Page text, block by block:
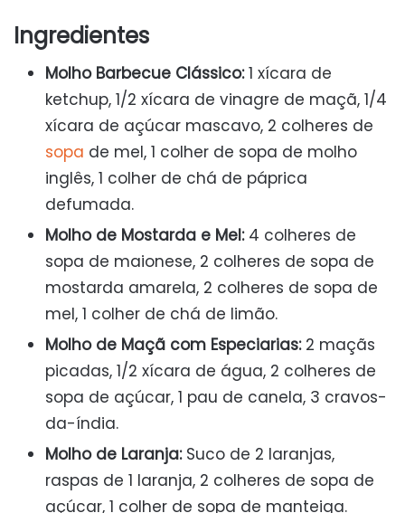
Ingredientes
Molho Barbecue Clássico:1 xícara de
ketchup, 1/2 xícara de vinagre de maçã, 1/4
xícara de açúcar mascavo, 2 colheres de
sopa de mel, 1 colher de sopa de molho
inglês, 1 colher de chá de páprica
defumada.
Molho de Mostarda e Mel:4 colheres de
sopa de maionese, 2 colheres de sopa de
mostarda amarela, 2 colheres de sopa de
mel, 1 colher de chá de limão.
Molho de Maçã com Especiarias:2 maçãs
picadas, 1/2 xícara de água, 2 colheres de
sopa de açúcar, 1 pau de canela, 3 cravos-
da-índia.
Molho de Laranja:Suco de 2 laranjas,
raspas de 1 laranja, 2 colheres de sopa de
açúcar, 1 colher de sopa de manteiga.